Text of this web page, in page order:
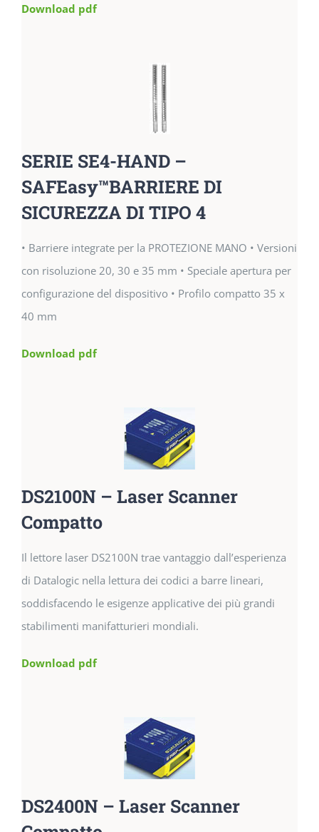
Download pdf
SERIE SE4-HAND –
SAFEasy™BARRIERE DI
SICUREZZA DI TIPO 4
• Barriere integrate per la PROTEZIONE MANO • Versioni
con risoluzione 20, 30 e 35 mm • Speciale apertura per
configurazione del dispositivo • Profilo compatto 35 x
40 mm
Download pdf
DS2100N – Laser Scanner
Compatto
Il lettore laser DS2100N trae vantaggio dall’esperienza
di Datalogic nella lettura dei codici a barre lineari,
soddisfacendo le esigenze applicative dei più grandi
stabilimenti manifatturieri mondiali.
Download pdf
DS2400N – Laser Scanner